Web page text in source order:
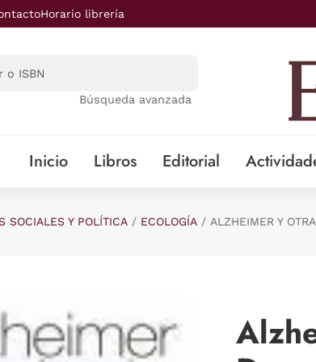
Horario librería
Búsqueda avanzada
Inicio Libros Editorial
SOCIALES Y POLÍTICA ECOLOGÍA ALZHEIMER Y